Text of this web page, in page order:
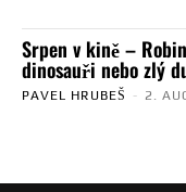
Srpen v kině –
dinosauři nebo zlý
PAVEL HRUBEŠ - 2.